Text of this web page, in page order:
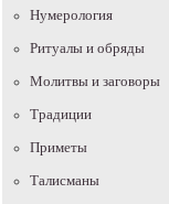
Нумерология
Ритуалы и обряды
Молитвы и заговоры
Традиции
Приметы
Талисманы